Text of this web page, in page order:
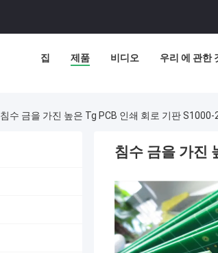
집 제품 비디오 우리 에 관한
침수 금을 가진 높은 Tg PCB 인쇄 회로 기판
침수 금을 가진